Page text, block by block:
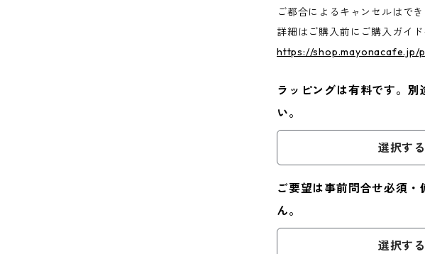
ご都合によるキャンセルはで
詳細はご購入前にご購入ガイ
https://shop.mayonacafe.jp/
ラッピングは有料です。
い。
選択す
ご要望は事前問合せ必須
ん。
選択す